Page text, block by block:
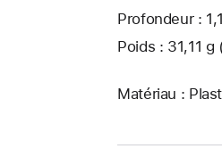
Profondeur :
Poids : 31,11 g
Matériau :